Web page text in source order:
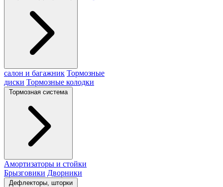
салон и багажник Тормозные
диски Тормозные колодки
Тормозная система
Амортизаторы и стойки
Брызговики Дворники
Дефлекторы, шторки